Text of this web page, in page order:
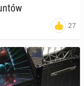
27